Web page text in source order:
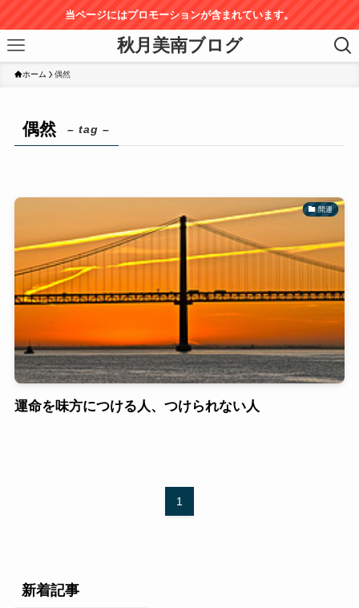
当ページにはプロモーションが含まれています。
秋月美南ブログ
ホーム 偶然
偶然 – tag –
開運
運命を味方につける人、つけられない人
1
新着記事